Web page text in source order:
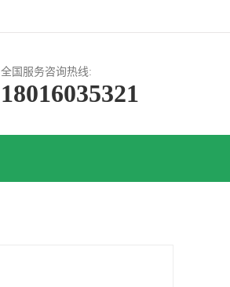
全国服务咨询热线:
18016035321